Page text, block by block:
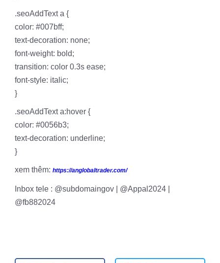
.seoAddText a {
color: #007bff;
text-decoration: none;
font-weight: bold;
transition: color 0.3s ease;
font-style: italic;
}
.seoAddText a:hover {
color: #0056b3;
text-decoration: underline;
}
xem thêm: https://anglobaltrader.com/
Inbox tele : @subdomaingov | @Appal2024 |
@fb882024